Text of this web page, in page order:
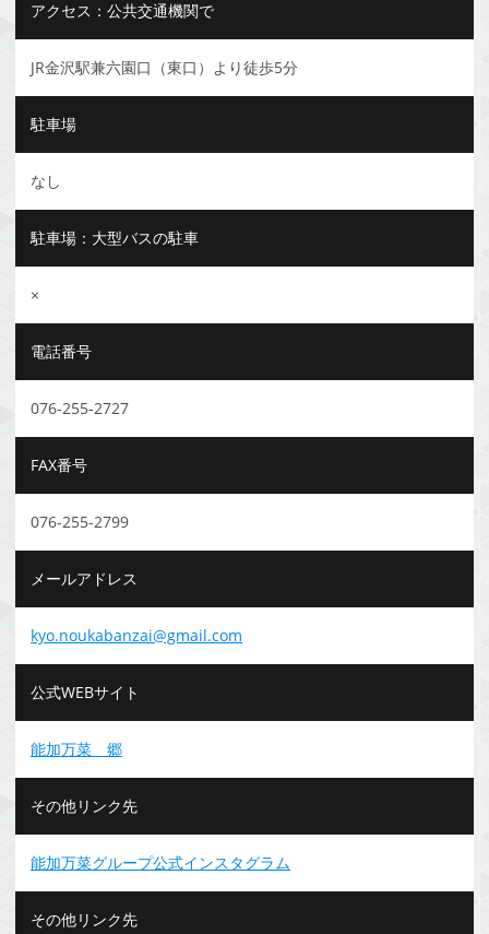
アクセス：公共交通機関で
JR金沢駅兼六園口（東口）より徒歩5分
駐車場
なし
駐車場：大型バスの駐車
×
電話番号
076-255-2727
FAX番号
076-255-2799
メールアドレス
kyo.noukabanzai@gmail.com
公式WEBサイト
能加万菜 郷
その他リンク先
能加万菜グループ公式インスタグラム
その他リンク先